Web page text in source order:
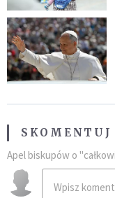
Apel biskupów o